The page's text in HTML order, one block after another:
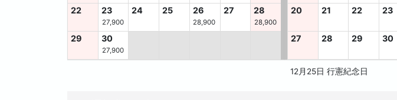
22 23
27,900
24 25 26
28,900
27 28
28,900
29 30
27,900
20 21 22 23
27 28 29 30
12月25日 行憲紀念日